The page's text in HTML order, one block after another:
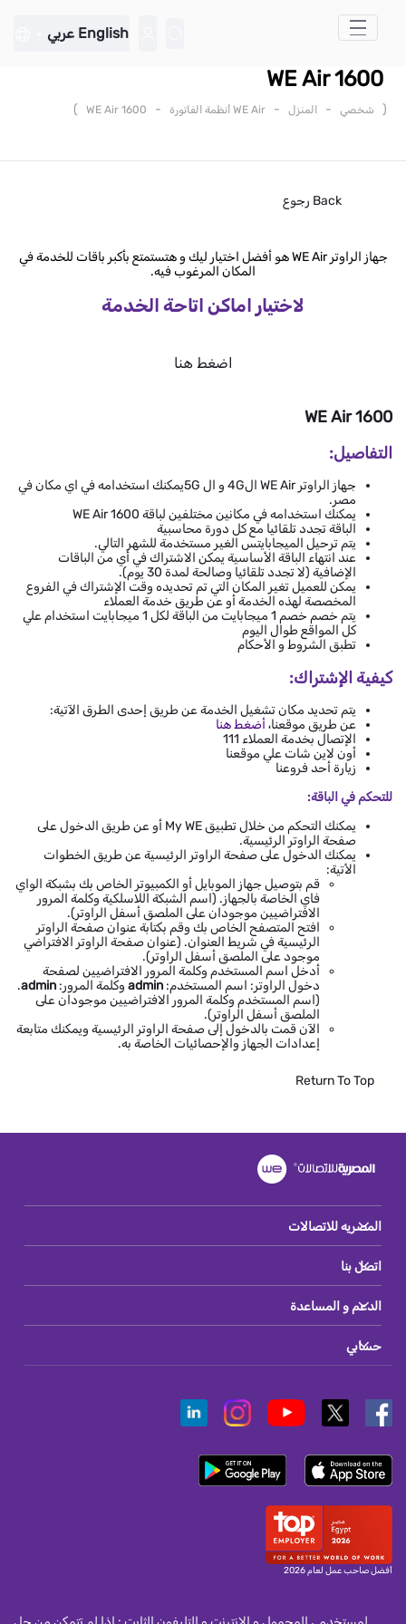
تخطي إلى المحتوى الرئيسي
English عربي
WE Air 1600
( شخصي - المنزل - WE Air أنظمة الفاتورة -
WE Air 1600
)
Back رجوع
جهاز الراوتر WE Air هو أفضل اختيار ليك و هتستمتع بأكبر باقات للخدمة في
المكان المرغوب فيه.
لاختيار اماكن اتاحة الخدمة
اضغط هنا
WE Air 1600
التفاصيل:
جهاز الراوتر WE Air ال4G و ال 5Gيمكنك استخدامه في اي مكان في
مصر.
يمكنك استخدامه في مكانين مختلفين لباقة WE Air 1600
الباقة تجدد تلقائيا مع كل دورة محاسبية
يتم ترحيل الميجابايتس الغير مستخدمة للشهر التالي.
عند انتهاء الباقة الأساسية يمكن الاشتراك في أي من الباقات
الإضافية (لا تجدد تلقائيا وصالحة لمدة 30 يوم).
يمكن للعميل تغير المكان التي تم تحديده وقت الإشتراك في الفروع
المخصصة لهذه الخدمة أو عن طريق خدمة العملاء
يتم خصم خصم 1 ميجابايت من الباقة لكل 1 ميجابايت استخدام علي
كل المواقع طوال اليوم
تطبق الشروط و الأحكام
كيفية الإشتراك:
يتم تحديد مكان تشغيل الخدمة عن طريق إحدى الطرق الآتية:
عن طريق موقعنا،أضغط هنا
الإتصال بخدمة العملاء 111
أون لاين شات علي موقعنا
زيارة أحد فروعنا
للتحكم في الباقة:
يمكنك التحكم من خلال تطبيق My WE أو عن طريق الدخول على
صفحة الراوتر الرئيسية.
يمكنك الدخول على صفحة الراوتر الرئيسية عن طريق الخطوات
الأتية:
قم بتوصيل جهاز الموبايل أو الكمبيوتر الخاص بك بشبكة الواي
فاي الخاصة بالجهاز. (اسم الشبكة اللاسلكية وكلمة المرور
الافتراضيين موجودان على الملصق أسفل الراوتر).
افتح المتصفح الخاص بك وقم بكتابة عنوان صفحة الراوتر
الرئيسية في شريط العنوان. (عنوان صفحة الراوتر الافتراضي
موجود على الملصق أسفل الراوتر).
أدخل اسم المستخدم وكلمة المرور الافتراضيين لصفحة
دخول الراوتر: اسم المستخدم: admin وكلمة المرور: admin
.
(اسم المستخدم وكلمة المرور الافتراضيين موجودان على
الملصق أسفل الراوتر).
الآن قمت بالدخول إلى صفحة الراوتر الرئيسية ويمكنك متابعة
إعدادات الجهاز والإحصائيات الخاصة به.
Return To Top
المصريه للاتصالات
اتصل بنا
الدعم و المساعدة
حسابي
أفضل صاحب عمل لعام 2026